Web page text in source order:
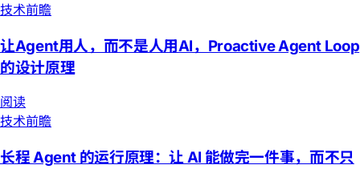
技术前瞻
让Agent用人，而不是人用AI，Proactive Agent Loop
的设计原理
阅读
技术前瞻
长程 Agent 的运行原理：让 AI 能做完一件事，而不只